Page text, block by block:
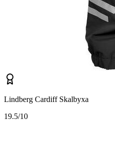
Lindberg Cardiff Skalbyxa
19.5/10